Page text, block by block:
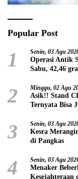
Popular Post
1 Senin, 03 Agu
Operasi Antik
Sabu, 42,46
2 Minggu, 02 Agu
Asik!! Stand
Ternyata Bisa
3 Senin, 03 Agu
Kesra
di Pangkas
4 Senin, 03 Agu
Menaker
Kesejahteraan